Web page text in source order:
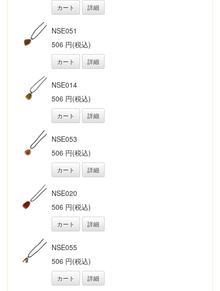
カート 詳細
NSE051
506 円(税込)
カート 詳細
NSE014
506 円(税込)
カート 詳細
NSE053
506 円(税込)
カート 詳細
NSE020
506 円(税込)
カート 詳細
NSE055
506 円(税込)
カート 詳細